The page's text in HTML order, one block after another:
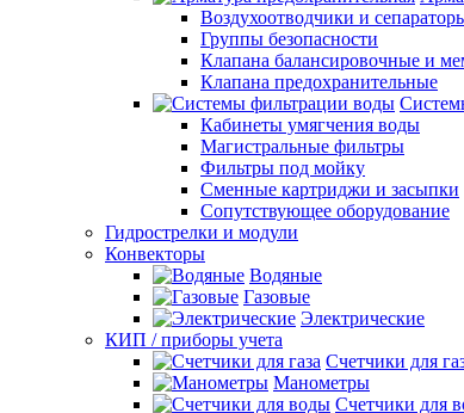
Воздухоотводчики и
Группы безопасности
Клапана балансировочные и
Клапана предохранительные
Кабинеты умягчения воды
Магистральные фильтры
Фильтры под мойку
Сменные картриджи и засыпки
Сопутствующее оборудование
Гидрострелки и модули
Конвекторы
Водяные
Газовые
Электрические
КИП / приборы учета
Счетчики для
Манометры
Счетчики для